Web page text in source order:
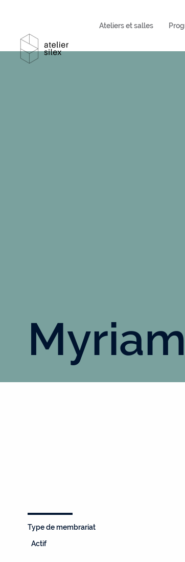
Ateliers et salles
Type de membrariat
Actif